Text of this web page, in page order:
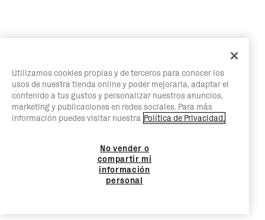
Utilizamos cookies propias y de terceros para conocer los
usos de nuestra tienda online y poder mejorarla, adaptar el
contenido a tus gustos y personalizar nuestros anuncios,
marketing y publicaciones en redes sociales. Para más
información puedes visitar nuestra Política de Privacidad.
No vender o
compartir mi
información
personal